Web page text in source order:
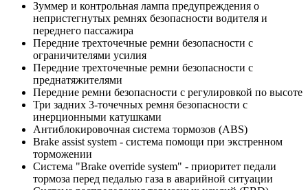
Зуммер и контрольная лампа предупреждения о
непристегнутых ремнях безопасности водителя и
переднего пассажира
Передние трехточечные ремни безопасности с
ограничителями усилия
Передние трехточечные ремни безопасности с
преднатяжителями
Передние ремни безопасности с регулировкой по высоте
Три задних 3-точечных ремня безопасности с
инерционными катушками
Антиблокировочная система тормозов (ABS)
Brake assist system - система помощи при экстренном
торможении
Система "Brake override system" - приоритет педали
тормоза перед педалью газа в аварийной ситуации